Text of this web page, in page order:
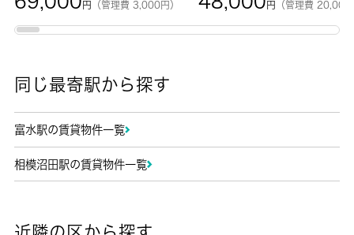
円 （管理費 3,000円） 円 （管理費 20,000
同じ最寄駅から探す
富水駅の賃貸物件一覧
相模沼田駅の賃貸物件一覧